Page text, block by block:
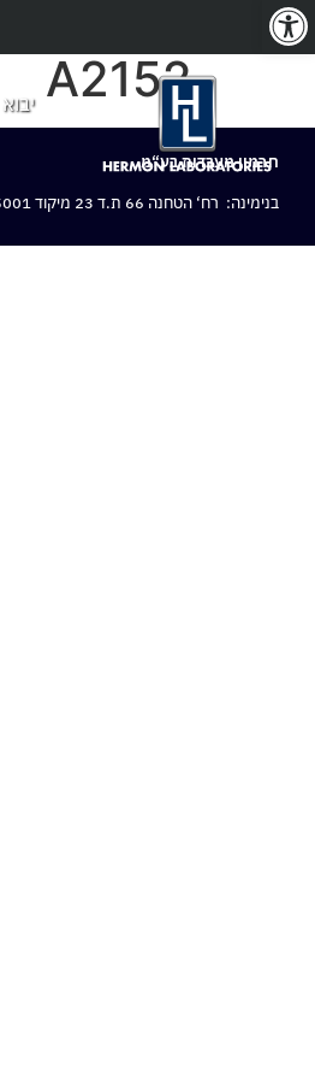
יבוא A2152
חרמון מעבדות בע“מ
בנימינה: רח‘ הטחנה 66 ת.ד 23 מיקוד 3055001,